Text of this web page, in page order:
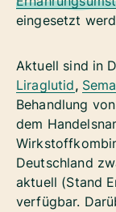
eingesetzt
Aktuell sind in
Liraglutid,
Behandlung
dem
Deutschland
aktuell (Stand
verfügbar.